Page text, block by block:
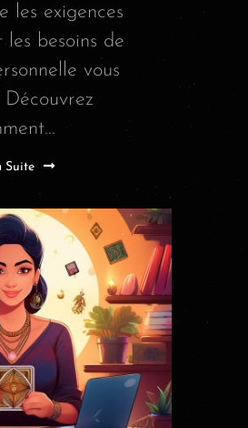
les exigences
besoins de
vous
Découvrez
Suite